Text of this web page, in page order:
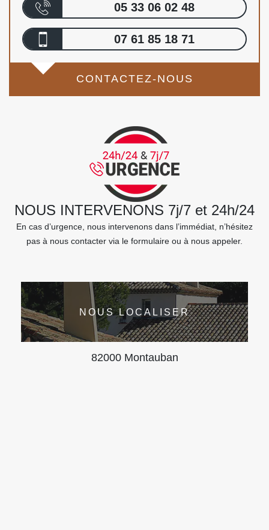
05 33 06 02 48
07 61 85 18 71
CONTACTEZ-NOUS
NOUS INTERVENONS 7j/7 et 24h/24
En cas d’urgence, nous intervenons dans l’immédiat, n’hésitez
pas à nous contacter via le formulaire ou à nous appeler.
NOUS LOCALISER
82000 Montauban